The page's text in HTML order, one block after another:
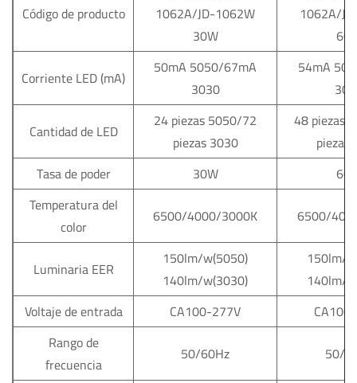
Código de producto
1062A/JD-1062W
30W
1062A/
Corriente LED (mA)
50mA 5050/67mA
3030
54mA
Cantidad de LED
24 piezas 5050/72
piezas 3030
48 piezas
piezas
Tasa de poder
30W
Temperatura del
color
6500/4000/3000K 6500/
Luminaria EER
150lm/w(5050)
140lm/w(3030)
150lm/
140lm/
Voltaje de entrada
CA100-277V
Rango de
frecuencia
50/60Hz
50/